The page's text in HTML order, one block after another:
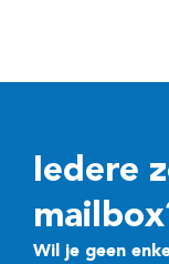
Iedere
Wil je geen